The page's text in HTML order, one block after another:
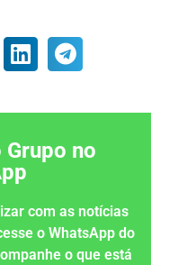
Grupo no
com as notícias
o WhatsApp do
o que está